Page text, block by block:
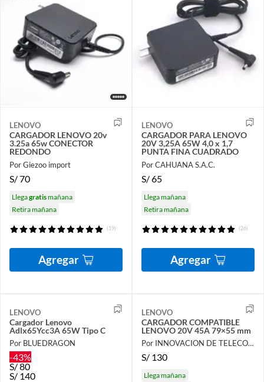
LENOVO
CARGADOR LENOVO 20v
3.25a 65w CONECTOR
REDONDO
Por Giezoo import
S/70
Llegagratismañana
Retira mañana
(19)
Agregar
LENOVO
CARGADOR PARA LENOVO
20V 3,25A 65W 4,0 x 1,7
PUNTA FINA CUADRADO
Por CAHUANA S.A.C.
S/65
Llega mañana
Retira mañana
(26)
Agregar
LENOVO
Cargador Lenovo
Adlx65Ycc3A 65W Tipo C
Por BLUEDRAGON
-43%
S/80
S/ 140
LENOVO
CARGADOR COMPATIBLE
LENOVO 20V 45A 79×55 mm
Por INNOVACION DE TELECOMUNICACIONES & SISTEMAS S.A.C
S/ 130
Llega mañana